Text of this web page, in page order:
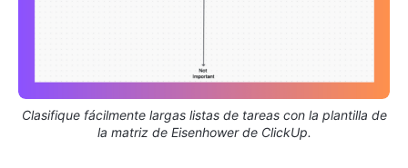
Clasifique fácilmente largas listas de tareas con la plantilla de
la matriz de Eisenhower de ClickUp.